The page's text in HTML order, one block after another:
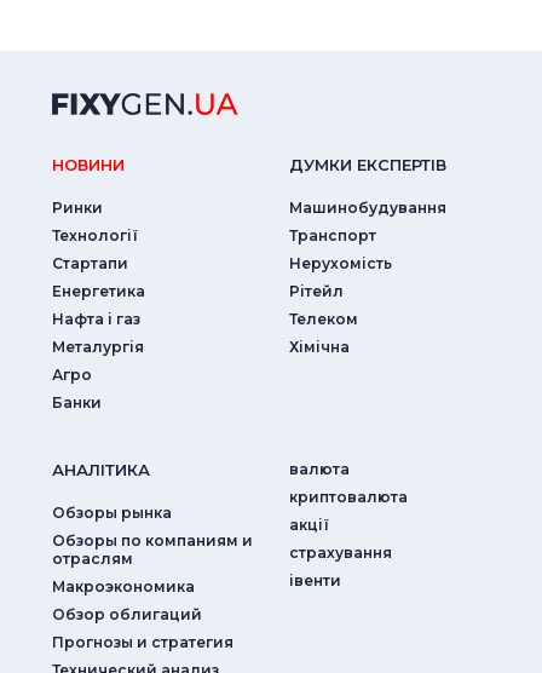
НОВИНИ
Ринки
Технології
Стартапи
Енергетика
Нафта і газ
Металургія
Агро
Банки
ДУМКИ ЕКСПЕРТIВ
Машинобудування
Транспорт
Нерухомість
Рітейл
Телеком
Хімічна
АНАЛIТИКА
Обзоры рынка
Обзоры по компаниям и
отраслям
Макроэкономика
Обзор облигаций
Прогнозы и стратегия
валюта
криптовалюта
акції
страхування
iвенти